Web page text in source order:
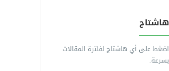
هاشتاج
اضغط على أي هاشتاج لفلترة المقالات
بسرعة.